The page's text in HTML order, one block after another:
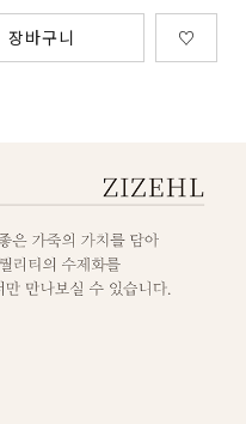
장바구니 ♡